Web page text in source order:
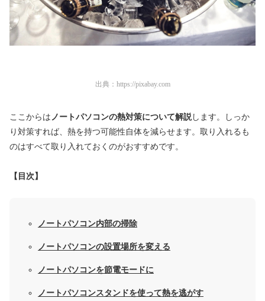
出典： https://pixabay.com
ここからは ノートパソコンの熱対策について解説 します。しっか
り対策すれば、熱を持つ可能性自体を減らせます。取り入れるも
のはすべて取り入れておくのがおすすめです。
【目次】
ノートパソコン内部の掃除
ノートパソコンの設置場所を変える
ノートパソコンを節電モードに
ノートパソコンスタンドを使って熱を逃がす